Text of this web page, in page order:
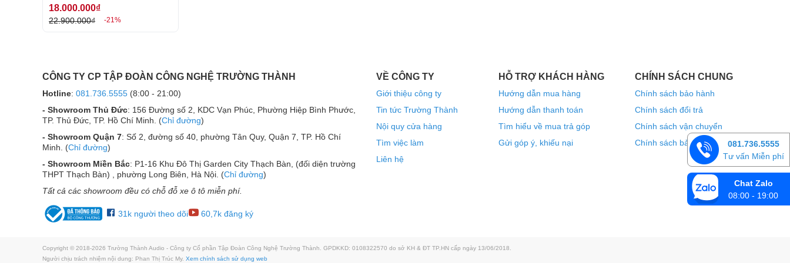
loa hoạt động ở công suất cực đại.
Âm trầm sâu chắc và uy lực
Loa sub hơi BMB CSW-115 sở hữu củ bass đường kính 15inch với cuộn coil 75mm chịu nhiệt
cao. Âm bass mà loa có thể mang đến cho người dùng thực sự ấn tượng, trong tất cả các bài hát,
thể loại nhạc bass luôn uy lực, mạnh mẽ, chắc, bổ xung cho chất âm ra loa tạo sự hoàn thiện nhất.
Màng loa bass được làm từ giấy chuyên dụng trứ danh của BMB có độ bền chắc, dẻo dai với công
nghệ tiên tiến nhất. Trong tất cả các bài hát, thể loại nhạc bass luôn uy lực cho âm thanh đến tai
người nghe sự hoàn thiện nhất.
18.000.000₫
22.900.000₫ -21%
CÔNG TY CP TẬP ĐOÀN CÔNG NGHỆ TRƯỜNG THÀNH
Hotline: 081.736.5555 (8:00 - 21:00)
- Showroom Thủ Đức: 156 Đường số 2, KDC Vạn Phúc, Phường Hiệp Bình Phước,
TP. Thủ Đức, TP. Hồ Chí Minh. (Chỉ đường)
- Showroom Quận 7: Số 2, đường số 40, phường Tân Quy, Quận 7, TP. Hồ Chí
Minh. (Chỉ đường)
- Showroom Miền Bắc: P1-16 Khu Đô Thị Garden City Thạch Bàn, (đối diện trường
THPT Thạch Bàn) , phường Long Biên, Hà Nội. (Chỉ đường)
Tất cả các showroom đều có chỗ đỗ xe ô tô miễn phí.
VỀ CÔNG TY
Giới thiệu công ty
Tin tức Trường Thành
Nội quy cửa hàng
Tìm việc làm
Liên hệ
HỖ TRỢ KHÁCH HÀNG
Hướng dẫn mua hàng
Hướng dẫn thanh toán
Tìm hiểu về mua trả góp
Gửi góp ý, khiếu nại
CHÍNH SÁCH CHUNG
Chính sách bảo hành
Chính sách đổi trả
Chính sách vận chuyển
Chính sách bảo mật thông tin
31k người theo dõi 60,7k đăng ký
Copyright © 2018-2026 Trường Thành Audio - Công ty Cổ phần Tập Đoàn Công Nghệ Trường Thành. GPDKKD: 0108322570 do sở KH & ĐT TP.HN cấp ngày 13/06/2018.
Người chịu trách nhiệm nội dung: Phan Thị Trúc My. Xem chính sách sử dụng web
081.736.5555
Tư vấn Miễn phí
Chat Zalo
08:00 - 19:00